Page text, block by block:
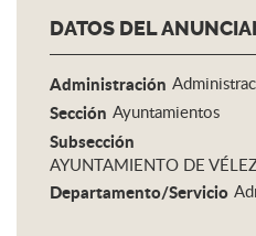
DATOS DEL
Administración
Sección Ayuntamientos
Subsección
AYUNTAMIENTO DE
Departamento/Servicio